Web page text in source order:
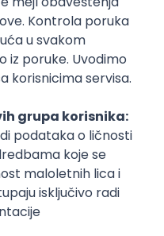
podižemo
IT tržišta rada i
i poslodavce.